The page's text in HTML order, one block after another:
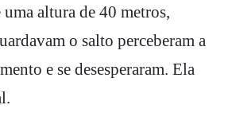
uma altura de 40 metros,
o salto perceberam a
e se desesperaram. Ela